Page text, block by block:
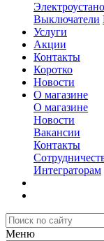
Выключатели
Услуги
Акции
Контакты
Коротко
Новости
О магазине
О магазине
Новости
Вакансии
Контакты
Интеграторам
Меню